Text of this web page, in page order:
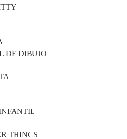
DE DIBUJO
THINGS